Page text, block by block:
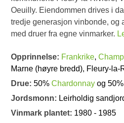
Oeuilly. Eiendommen drives i
tredje generasjon vinbonde, og
med druer fra egne vinmarker.
Opprinnelse: Frankrike,
Marne (høyre bredd),
Drue:50%Chardonnay og 50%
Jordsmonn: Leirholdig
Vinmark plantet: 1980 - 1985